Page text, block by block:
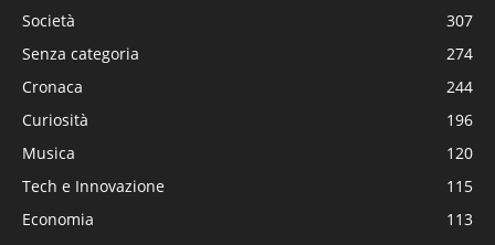
Società
307
Senza categoria
274
Cronaca
244
Curiosità
196
Musica
120
Tech e Innovazione
115
Economia
113